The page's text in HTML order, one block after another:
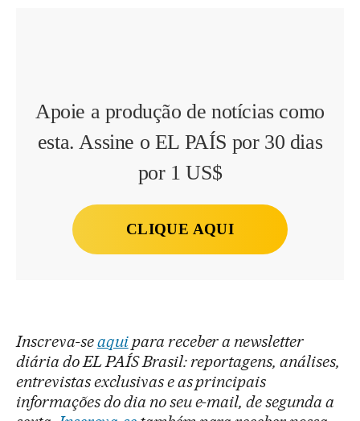
Apoie a produção de notícias como
esta. Assine o EL PAÍS por 30 dias
por 1 US$
CLIQUE AQUI
Inscreva-seaquipara receber a newsletter
diária do EL PAÍS Brasil: reportagens, análises,
entrevistas exclusivas e as principais
informações do dia no seu e-mail, de segunda a